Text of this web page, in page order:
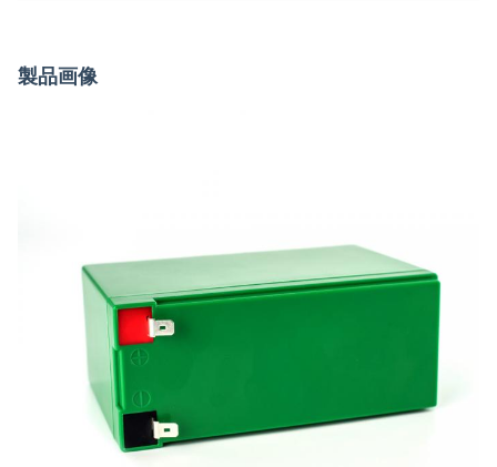
製品画像